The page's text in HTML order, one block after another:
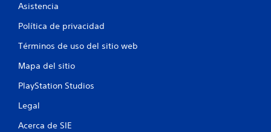
Asistencia
Política de privacidad
Términos de uso del sitio web
Mapa del sitio
PlayStation Studios
Legal
Acerca de SIE